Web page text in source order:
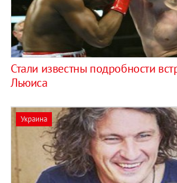
Стали известны подробности
Льюиса
Украина